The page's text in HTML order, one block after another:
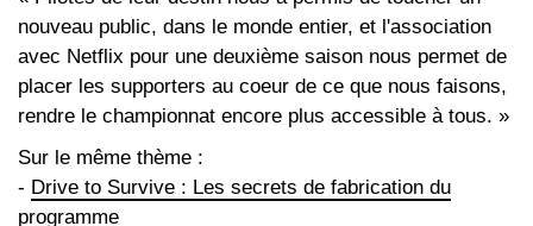
nouveau public, dans le monde entier, et l'association
avec Netflix pour une deuxième saison nous permet de
placer les supporters au coeur de ce que nous faisons,
rendre le championnat encore plus accessible à tous. »
Sur le même thème :
- Drive to Survive : Les secrets de fabrication du
programme